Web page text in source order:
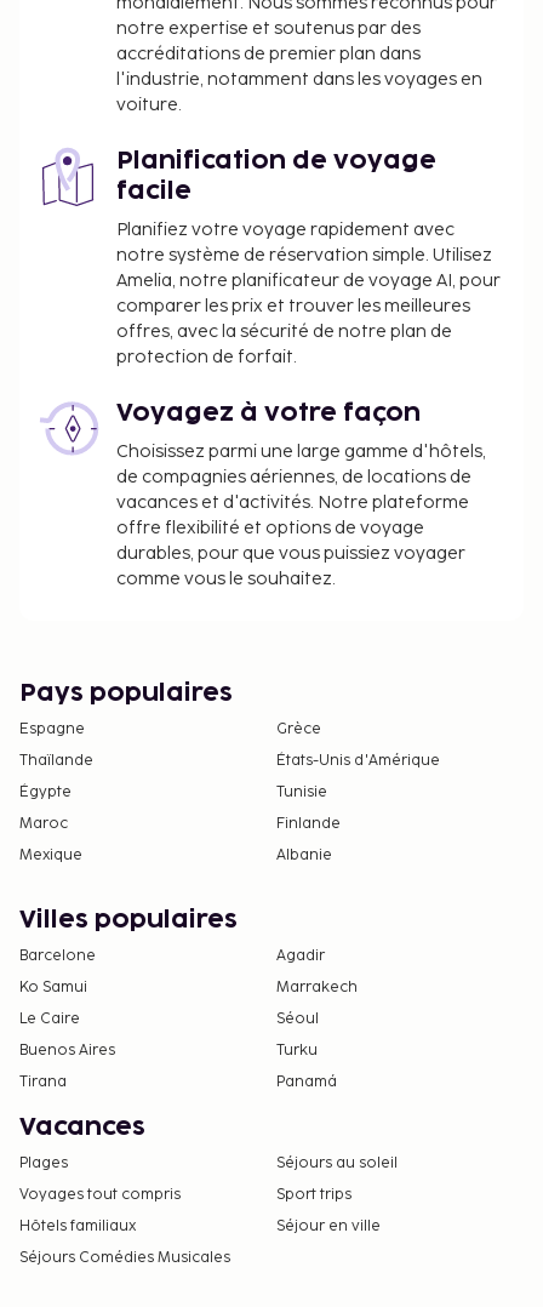
notre expertise et soutenus par des
accréditations de premier plan dans
l'industrie, notamment dans les voyages en
voiture.
Planification de voyage
facile
Planifiez votre voyage rapidement avec
notre système de réservation simple. Utilisez
Amelia, notre planificateur de voyage AI, pour
comparer les prix et trouver les meilleures
offres, avec la sécurité de notre plan de
protection de forfait.
Voyagez à votre façon
Choisissez parmi une large gamme d'hôtels,
de compagnies aériennes, de locations de
vacances et d'activités. Notre plateforme
offre flexibilité et options de voyage
durables, pour que vous puissiez voyager
comme vous le souhaitez.
Pays populaires
Espagne
Grèce
Thaïlande
États-Unis d'Amérique
Égypte
Tunisie
Maroc
Finlande
Mexique
Albanie
Villes populaires
Barcelone
Agadir
Ko Samui
Marrakech
Le Caire
Séoul
Buenos Aires
Turku
Tirana
Panamá
Vacances
Plages
Séjours au soleil
Voyages tout compris
Sport trips
Hôtels familiaux
Séjour en ville
Séjours Comédies Musicales